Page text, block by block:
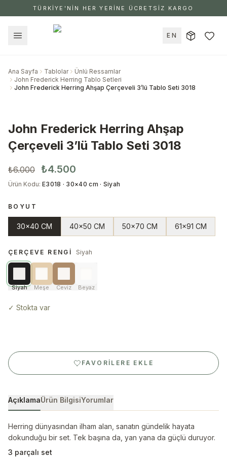
TÜRKİYE'NİN HER YERİNE ÜCRETSİZ KARGO
EN
Ana Sayfa Tablolar
Ünlü Ressamlar
John Frederick Herring Tablo Setleri
John Frederick Herring Ahşap Çerçeveli 3’lü Tablo Seti 3018
John Frederick Herring Ahşap
Çerçeveli 3’lü Tablo Seti 3018
₺6.000 ₺4.500
Ürün Kodu: E3018 · 30×40 cm · Siyah
BOYUT
30x40 CM 40x50 CM 50x70 CM 61x91 CM
ÇERÇEVE RENGI Siyah
Siyah Meşe Ceviz Beyaz
✓ Stokta var
FAVORILERE EKLE
AçıklamaÜrün BilgisiYorumlar
Herring dünyasından ilham alan, sanatın gündelik hayata
dokunduğu bir set. Tek başına da, yan yana da güçlü duruyor.
3 parçalı set